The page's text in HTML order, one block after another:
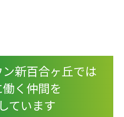
新百合ヶ丘では
く仲間を
ています